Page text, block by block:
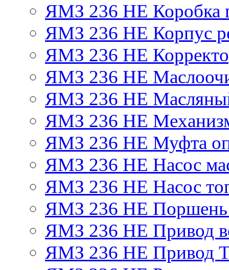
ЯМЗ 236 НЕ Коробка
ЯМЗ 236 НЕ Корпус
ЯМЗ 236 НЕ
ЯМЗ 236 НЕ
ЯМЗ 236 НЕ Масляный
ЯМЗ 236 НЕ
ЯМЗ 236 НЕ Муфта
ЯМЗ 236 НЕ Насос
ЯМЗ 236 НЕ Насос
ЯМЗ 236 НЕ Поршень
ЯМЗ 236 НЕ Привод
ЯМЗ 236 НЕ Привод